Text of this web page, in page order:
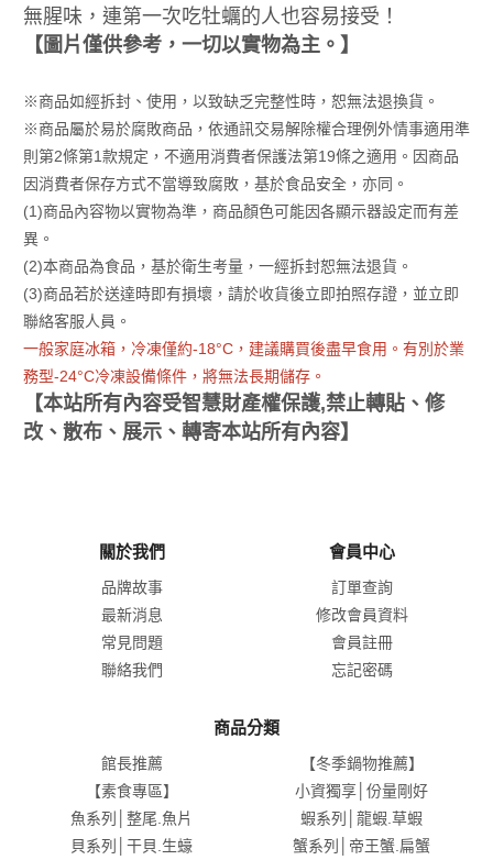
無腥味，連第一次吃牡蠣的人也容易接受！
【圖片僅供參考，一切以實物為主。】
※商品如經拆封、使用，以致缺乏完整性時，恕無法退換貨。
※商品屬於易於腐敗商品，依通訊交易解除權合理例外情事適用準
則第2條第1款規定，不適用消費者保護法第19條之適用。因商品
因消費者保存方式不當導致腐敗，基於食品安全，亦同。
(1)商品內容物以實物為準，商品顏色可能因各顯示器設定而有差
異。
(2)本商品為食品，基於衛生考量，一經拆封恕無法退貨。
(3)商品若於送達時即有損壞，請於收貨後立即拍照存證，並立即
聯絡客服人員。
一般家庭冰箱，冷凍僅約-18°C，建議購買後盡早食用。有別於業
務型-24°C冷凍設備條件，將無法長期儲存。
【本站所有內容受智慧財產權保護,禁止轉貼、修
改、散布、展示、轉寄本站所有內容】
關於我們
品牌故事
最新消息
常見問題
聯絡我們
會員中心
訂單查詢
修改會員資料
會員註冊
忘記密碼
商品分類
館長推薦
【冬季鍋物推薦】
【素食專區】
小資獨享│份量剛好
魚系列│整尾.魚片
蝦系列│龍蝦.草蝦
貝系列│干貝.生蠔
蟹系列│帝王蟹.扁蟹